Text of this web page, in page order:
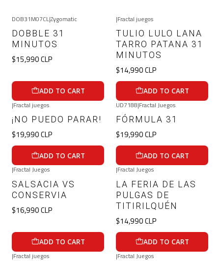
DOB31M07CL|Zygomatic
DOBBLE 31
MINUTOS
$15,990 CLP
ADD TO CART
|Fractal juegos
TULIO LULO LANA
TARRO PATANA 31
MINUTOS
$14,990 CLP
ADD TO CART
|Fractal juegos
¡NO PUEDO PARAR!
$19,990 CLP
ADD TO CART
UD7188|Fractal Juegos
FÓRMULA 31
$19,990 CLP
ADD TO CART
|Fractal Juegos
SALSACIA VS
CONSERVIA
$16,990 CLP
ADD TO CART
|Fractal Juegos
LA FERIA DE LAS
PULGAS DE
TITIRILQUÉN
$14,990 CLP
ADD TO CART
|Fractal juegos |Fractal Juegos